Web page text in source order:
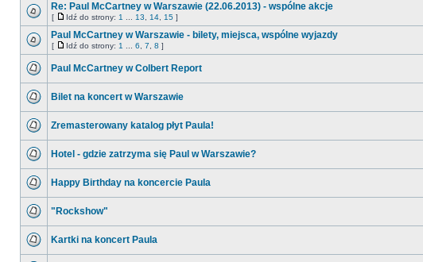
Re: Paul McCartney w Warszawie (22.06.2013) - wspólne akcje
[ Idź do strony: 1 13 14 15 ]
Paul McCartney w Warszawie - bilety, miejsca, wspólne wyjazdy
[ Idź do strony: 1 6 7 8 ]
Paul McCartney w Colbert Report
Bilet na koncert w Warszawie
Zremasterowany katalog płyt Paula!
Hotel - gdzie zatrzyma się Paul w Warszawie?
Happy Birthday na koncercie Paula
"Rockshow"
Kartki na koncert Paula